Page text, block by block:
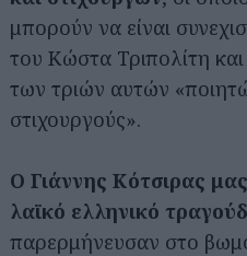
μπορούν να είναι
του Κώστα Τριπολίτη
των τριών αυτών
στιχουργούς».
Ο Γιάννης Κότσιρας μας
λαϊκό ελληνικό
παρερμήνευσαν στο